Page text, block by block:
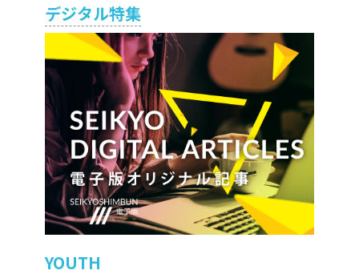
デジタル特集
YOUTH